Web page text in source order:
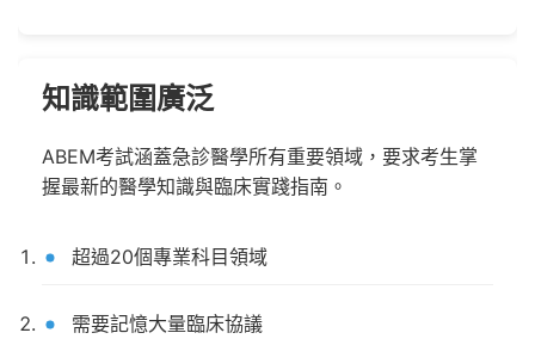
知識範圍廣泛
ABEM考試涵蓋急診醫學所有重要領域，要求考生掌
握最新的醫學知識與臨床實踐指南。
超過20個專業科目領域
需要記憶大量臨床協議